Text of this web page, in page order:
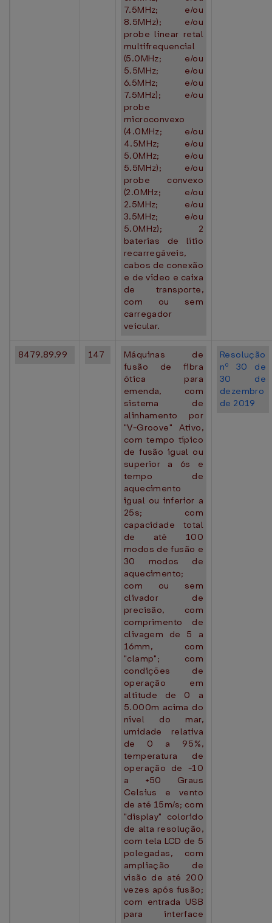
7.5MHz; e/ou
8.5MHz); e/ou
probe linear retal
multifrequencial
(5.0MHz; e/ou
5.5MHz; e/ou
6.5MHz; e/ou
7.5MHz); e/ou
probe
microconvexo
(4.0MHz; e/ou
4.5MHz; e/ou
5.0MHz; e/ou
5.5MHz); e/ou
probe convexo
(2.0MHz; e/ou
2.5MHz; e/ou
3.5MHz; e/ou
5.0MHz); 2
baterias de lítio
recarregáveis,
cabos de conexão
e de vídeo e caixa
de transporte,
com ou sem
carregador
veicular.
8479.89.99 147
Máquinas de
fusão de fibra
ótica para
emenda, com
sistema de
alinhamento por
"V-Groove" Ativo,
com tempo típico
de fusão igual ou
superior a 6s e
tempo de
aquecimento
igual ou inferior a
25s; com
capacidade total
de até 100
modos de fusão e
30 modos de
aquecimento;
com ou sem
clivador de
precisão, com
comprimento de
clivagem de 5 a
16mm, com
"clamp"; com
condições de
operação em
altitude de 0 a
5.000m acima do
nível do mar,
umidade relativa
de 0 a 95%,
temperatura de
operação de -10
a +50 Graus
Celsius e vento
de até 15m/s; com
"display" colorido
de alta resolução,
com tela LCD de 5
polegadas, com
ampliação de
visão de até 200
vezes após fusão;
com entrada USB
para interface
Resolução
nº 30 de
30 de
dezembro
de 2019